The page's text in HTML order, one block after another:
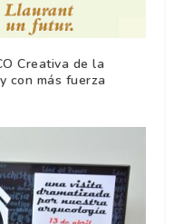
Creativa de la
con más fuerza